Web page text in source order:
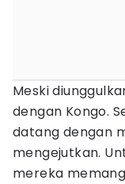
Meski
dengan Kongo.
datang dengan
mengejutkan.
mereka